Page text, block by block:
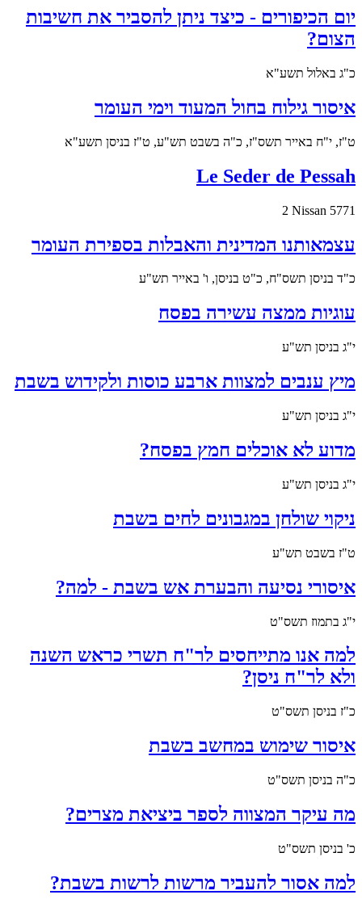
יום הכיפורים - כיצד ניתן להסביר את חשיבות
הצום?
כ"ג באלול תשע"א
איסור גילוח בחול המעוד וימי העומר
ט"ז, י"ח באייר תשס"ז, כ"ה בשבט תש"ע, ט"ז בניסן תשע"א
Le Seder de Pessah
2 Nissan 5771
עצמאותנו המדינית והאבלות בספירת העומר
כ"ד בניסן תשס"ח, כ"ט בניסן, ו' באייר תש"ע
עוגיות ממצה עשירה בפסח
י"ג בניסן תש"ע
מיץ ענבים למצוות ארבע כוסות ולקידוש בשבת
י"ג בניסן תש"ע
מדוע לא אוכלים חמץ בפסח?
י"ג בניסן תש"ע
ניקוי שולחן במגבונים לחים בשבת
ט"ז בשבט תש"ע
איסורי נסיעה והבערת אש בשבת - למה?
י"ג בתמוז תשס"ט
למה אנו מתייחסים לר"ח תשרי כראש השנה
ולא לר"ח ניסן?
כ"ז בניסן תשס"ט
איסור שימוש במחשב בשבת
כ"ה בניסן תשס"ט
מה עיקר המצווה לספר ביציאת מצרים?
כ' בניסן תשס"ט
למה אסור להעביר מרשות לרשות בשבת?